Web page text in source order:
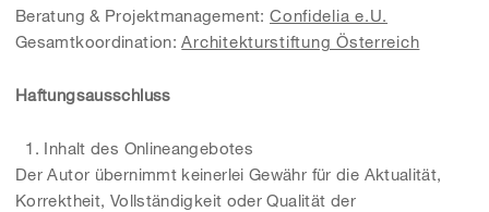
Beratung & Projektmanagement:Confidelia e.U.
Gesamtkoordination:Architekturstiftung Österreich
Haftungsausschluss
1. Inhalt des Onlineangebotes
Der Autor übernimmt keinerlei Gewähr für die Aktualität,
Korrektheit, Vollständigkeit oder Qualität der